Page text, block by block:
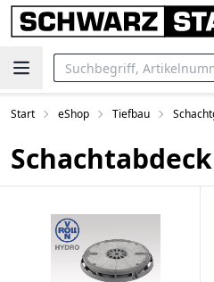
Start eShop Tiefbau